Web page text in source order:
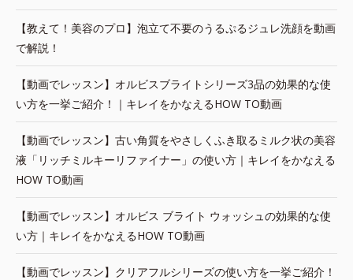
【教えて！美容のプロ】泡立て不要のうるぷるジュレ洗顔を動画
で解説！
【動画でレッスン】オルビスブライトシリーズ3品の効果的な使
い方を一挙ご紹介！｜キレイをかなえるHOW TO動画
【動画でレッスン】古い角質をやさしくふき取るミルク状の美容
液「リッチミルキーリファイナー」の使い方｜キレイをかなえる
HOW TO動画
【動画でレッスン】オルビス ブライト ウォッシュの効果的な使
い方｜キレイをかなえるHOW TO動画
【動画でレッスン】クリアフルシリーズの使い方を一挙ご紹介！